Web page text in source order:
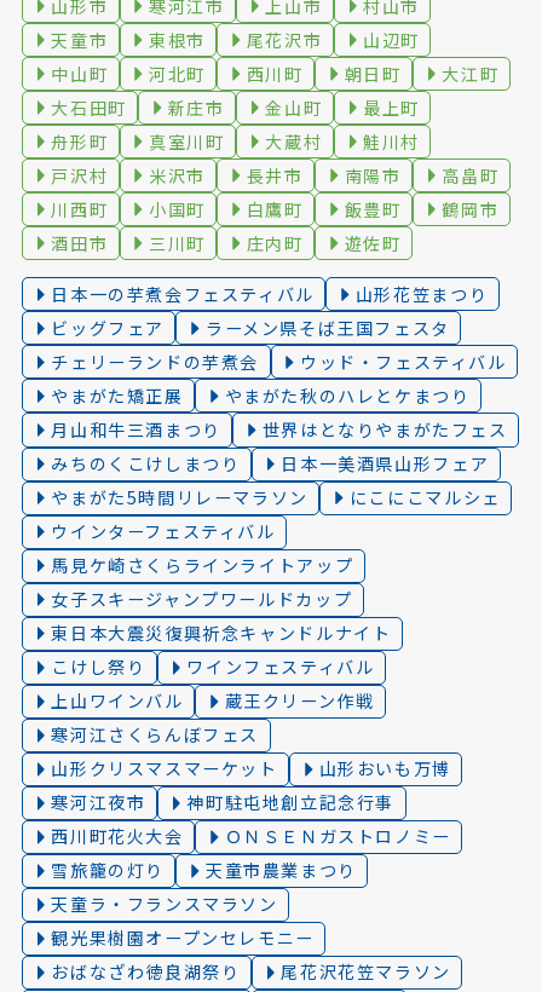
山形市 寒河江市 上山市
村山市
天童市
東根市 尾花沢市
山辺町
中山町
河北町 西川町 朝日町
大江町
大石田町
新庄市 金山町
最上町
舟形町
真室川町 大蔵村
鮭川村
戸沢村
米沢市 長井市 南陽市
高畠町
川西町
小国町 白鷹町 飯豊町
鶴岡市
酒田市
三川町 庄内町 遊佐町
日本一の芋煮会フェスティバル
山形花笠まつり
ビッグフェア
ラーメン県そば王国フェスタ
チェリーランドの芋煮会
ウッド・フェスティバル
やまがた矯正展
やまがた秋のハレとケまつり
月山和牛三酒まつり
世界はとなりやまがたフェス
みちのくこけしまつり
日本一美酒県山形フェア
やまがた5時間リレーマラソン
にこにこマルシェ
ウインターフェスティバル
馬見ケ崎さくらラインライトアップ
女子スキージャンプワールドカップ
東日本大震災復興祈念キャンドルナイト
こけし祭り
ワインフェスティバル
上山ワインバル
蔵王クリーン作戦
寒河江さくらんぼフェス
山形クリスマスマーケット
山形おいも万博
寒河江夜市
神町駐屯地創立記念行事
西川町花火大会
ＯＮＳＥＮガストロノミー
雪旅籠の灯り️
天童市農業まつり
天童ラ・フランスマラソン
観光果樹園オープンセレモニー
おばなざわ徳良湖祭り
尾花沢花笠マラソン